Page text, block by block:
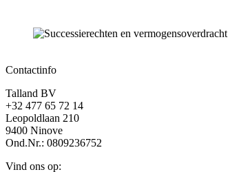
Contactinfo
Talland BV
+32 477 65 72 14
Leopoldlaan 210
9400 Ninove
Ond.Nr.: 0809236752
Vind ons op: